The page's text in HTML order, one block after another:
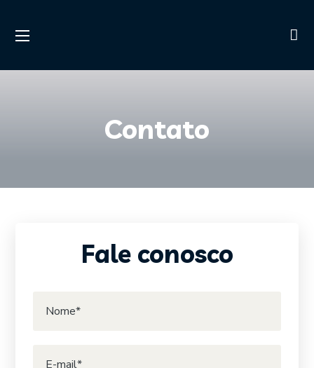
Contato
Fale conosco